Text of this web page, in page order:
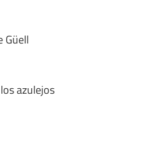
Güell
azulejos